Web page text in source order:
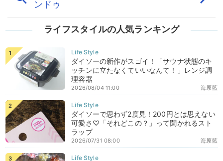
ライフスタイルの人気ランキング
ダイソーの新作がスゴイ！「サウナ状態のキ
ッチンに立たなくていいなんて！」レンジ調
理容器
海原藍
2026/08/04 11:00
ダイソーで思わず2度見！200円とは思えない
可愛さ♡「それどこの？」って聞かれるスト
ラップ
海原藍
2026/07/31 08:00